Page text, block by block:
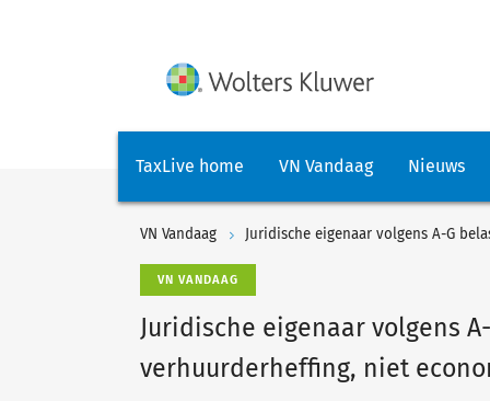
TaxLive home VN Vandaag Nieuws
VN Vandaag
VN VANDAAG
Juridische eigenaar volgens
verhuurderheffing, niet